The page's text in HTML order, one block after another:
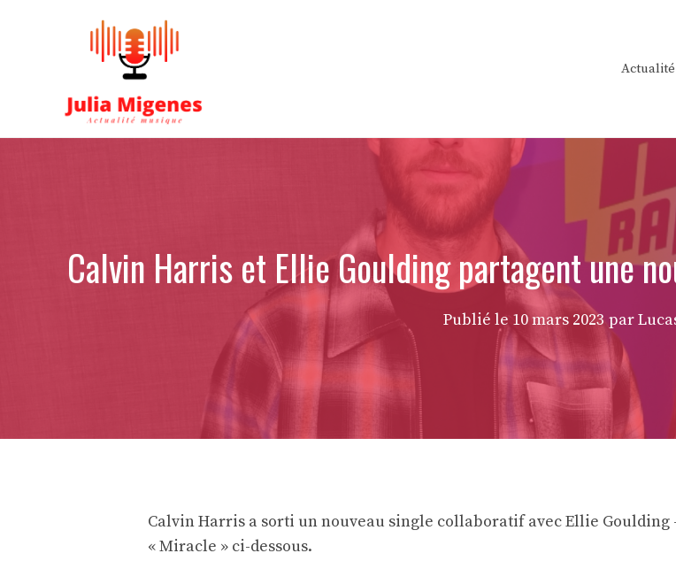
Actualité
Calvin Harris et Ellie Goulding partagent une
Publié le 10 mars 2023 par
Calvin Harris a sorti un nouveau single collaboratif avec Ellie Goulding
« Miracle » ci-dessous.